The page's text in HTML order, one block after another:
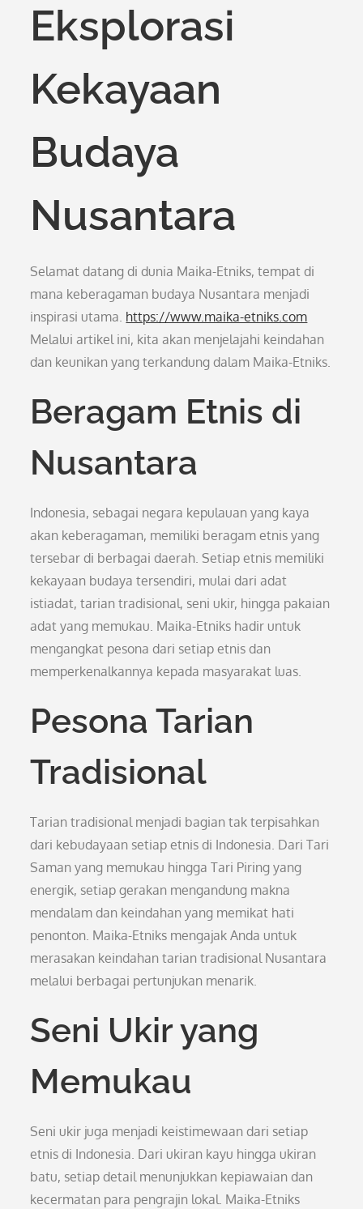
Eksplorasi
Kekayaan
Budaya
Nusantara
Selamat datang di dunia Maika-Etniks, tempat di
mana keberagaman budaya Nusantara menjadi
inspirasi utama. https://www.maika-etniks.com
Melalui artikel ini, kita akan menjelajahi keindahan
dan keunikan yang terkandung dalam Maika-Etniks.
Beragam Etnis di
Nusantara
Indonesia, sebagai negara kepulauan yang kaya
akan keberagaman, memiliki beragam etnis yang
tersebar di berbagai daerah. Setiap etnis memiliki
kekayaan budaya tersendiri, mulai dari adat
istiadat, tarian tradisional, seni ukir, hingga pakaian
adat yang memukau. Maika-Etniks hadir untuk
mengangkat pesona dari setiap etnis dan
memperkenalkannya kepada masyarakat luas.
Pesona Tarian
Tradisional
Tarian tradisional menjadi bagian tak terpisahkan
dari kebudayaan setiap etnis di Indonesia. Dari Tari
Saman yang memukau hingga Tari Piring yang
energik, setiap gerakan mengandung makna
mendalam dan keindahan yang memikat hati
penonton. Maika-Etniks mengajak Anda untuk
merasakan keindahan tarian tradisional Nusantara
melalui berbagai pertunjukan menarik.
Seni Ukir yang
Memukau
Seni ukir juga menjadi keistimewaan dari setiap
etnis di Indonesia. Dari ukiran kayu hingga ukiran
batu, setiap detail menunjukkan kepiawaian dan
kecermatan para pengrajin lokal. Maika-Etniks